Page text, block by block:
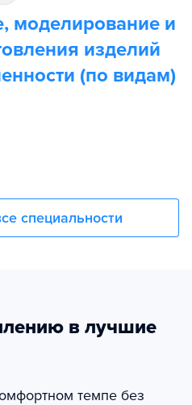
моделирование и
изделий
(по видам)
специальности
в лучшие
темпе без